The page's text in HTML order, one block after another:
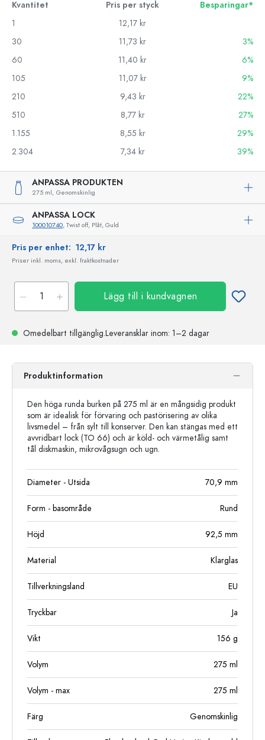
Kvantitet Pris per styck
Besparingar*
1
12,17 kr
30
11,73 kr
3%
60
11,40 kr
6%
105
11,07 kr
9%
210
9,43 kr
22%
510
8,77 kr
27%
1.155
8,55 kr
29%
2.304
7,34 kr 39%
ANPASSA PRODUKTEN
275 ml, Genomskinlig
ANPASSA LOCK
100010740, Twist off, Plåt, Guld
Pris per enhet: 12,17 kr
Priser inkl. moms, exkl. fraktkostnader
Lägg till i kundvagnen
Omedelbart tillgänglig.Leveransklar inom: 1–2 dagar
Produktinformation
Den höga runda burken på 275 ml är en mångsidig produkt
som är idealisk för förvaring och pastörisering av olika
livsmedel – från sylt till konserver. Den kan stängas med ett
avvridbart lock (TO 66) och är köld- och värmetålig samt
tål diskmaskin, mikrovågsugn och ugn.
Diameter - Utsida 70,9 mm
Form - basområde Rund
Höjd 92,5 mm
Material Klarglas
Tillverkningsland EU
Tryckbar Ja
Vikt 156 g
Volym 275 ml
Volym - max 275 ml
Färg Genomskinlig